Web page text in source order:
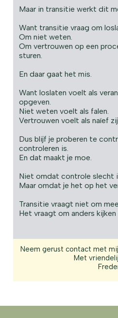
Maar in transitie werkt dit
Want transitie vraag om
Om niet weten.
Om vertrouwen op een
sturen.
En daar gaat het mis.
Want loslaten voelt als
opgeven.
Niet weten voelt als falen.
Vertrouwen voelt als naïef
Dus blijf je proberen te
controleren is.
En dat maakt je moe.
Niet omdat controle slecht
Maar omdat je het op het
Transitie vraagt niet om
Het vraagt om anders
Neem gerust contact met
Met